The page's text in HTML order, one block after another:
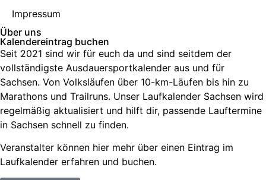
Impressum
Über uns
Kalendereintrag buchen
Seit 2021 sind wir für euch da und sind seitdem der
vollständigste Ausdauersportkalender aus und für
Sachsen. Von Volksläufen über 10-km-Läufen bis hin zu
Marathons und Trailruns. Unser Laufkalender Sachsen wird
regelmäßig aktualisiert und hilft dir, passende Lauftermine
in Sachsen schnell zu finden.
Veranstalter können hier mehr über einen Eintrag im
Laufkalender erfahren und buchen.